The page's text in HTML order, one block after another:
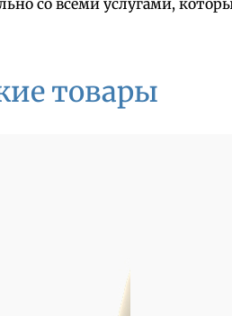
со всеми услугами,
товары